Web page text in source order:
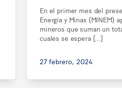
En el primer mes del
Energía y Minas (MINEM)
mineros que suman un
cuales se espera […]
27 febrero, 2024